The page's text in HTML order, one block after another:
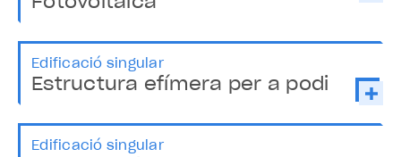
Edificació singular
Estructura efímera per a podi
Edificació singular